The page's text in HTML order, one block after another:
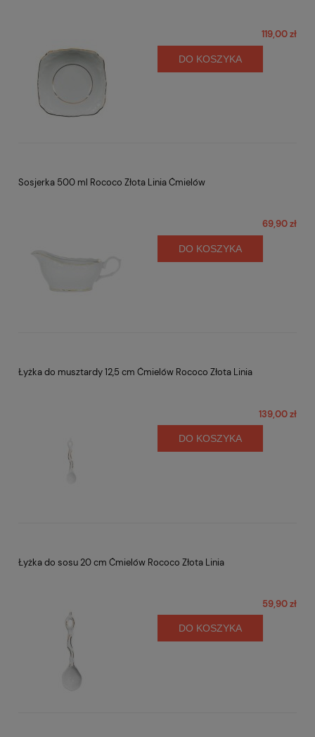
119,00 zł
DO KOSZYKA
Sosjerka 500 ml Rococo Złota Linia Ćmielów
69,90 zł
DO KOSZYKA
Łyżka do musztardy 12,5 cm Ćmielów Rococo Złota Linia
139,00 zł
DO KOSZYKA
Łyżka do sosu 20 cm Ćmielów Rococo Złota Linia
59,90 zł
DO KOSZYKA